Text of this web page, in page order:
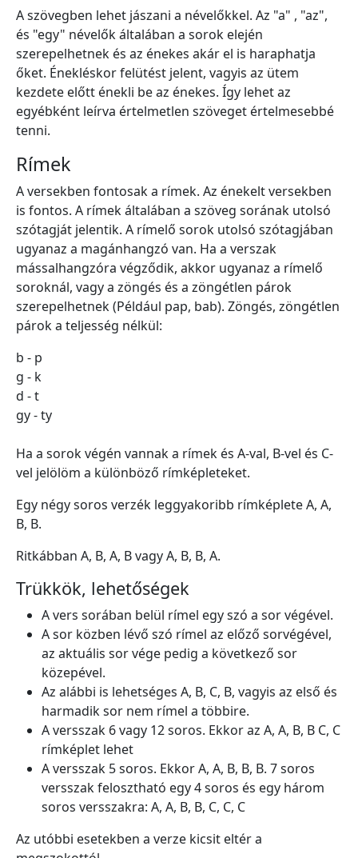
A szövegben lehet jászani a névelőkkel. Az "a" , "az",
és "egy" névelők általában a sorok elején
szerepelhetnek és az énekes akár el is haraphatja
őket. Énekléskor felütést jelent, vagyis az ütem
kezdete előtt énekli be az énekes. Így lehet az
egyébként leírva értelmetlen szöveget értelmesebbé
tenni.
Rímek
A versekben fontosak a rímek. Az énekelt versekben
is fontos. A rímek általában a szöveg sorának utolsó
szótagját jelentik. A rímelő sorok utolsó szótagjában
ugyanaz a magánhangzó van. Ha a verszak
mássalhangzóra végződik, akkor ugyanaz a rímelő
soroknál, vagy a zöngés és a zöngétlen párok
szerepelhetnek (Például pap, bab). Zöngés, zöngétlen
párok a teljesség nélkül:
b - p
g - k
d - t
gy - ty
Ha a sorok végén vannak a rímek és A-val, B-vel és C-
vel jelölöm a különböző rímképleteket.
Egy négy soros verzék leggyakoribb rímképlete A, A,
B, B.
Ritkábban A, B, A, B vagy A, B, B, A.
Trükkök, lehetőségek
A vers sorában belül rímel egy szó a sor végével.
A sor közben lévő szó rímel az előző sorvégével,
az aktuális sor vége pedig a következő sor
közepével.
Az alábbi is lehetséges A, B, C, B, vagyis az első és
harmadik sor nem rímel a többire.
A versszak 6 vagy 12 soros. Ekkor az A, A, B, B C, C
rímképlet lehet
A versszak 5 soros. Ekkor A, A, B, B, B. 7 soros
versszak felosztható egy 4 soros és egy három
soros versszakra: A, A, B, B, C, C, C
Az utóbbi esetekben a verze kicsit eltér a